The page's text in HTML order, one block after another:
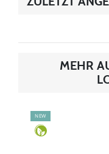
MEHR
NEW